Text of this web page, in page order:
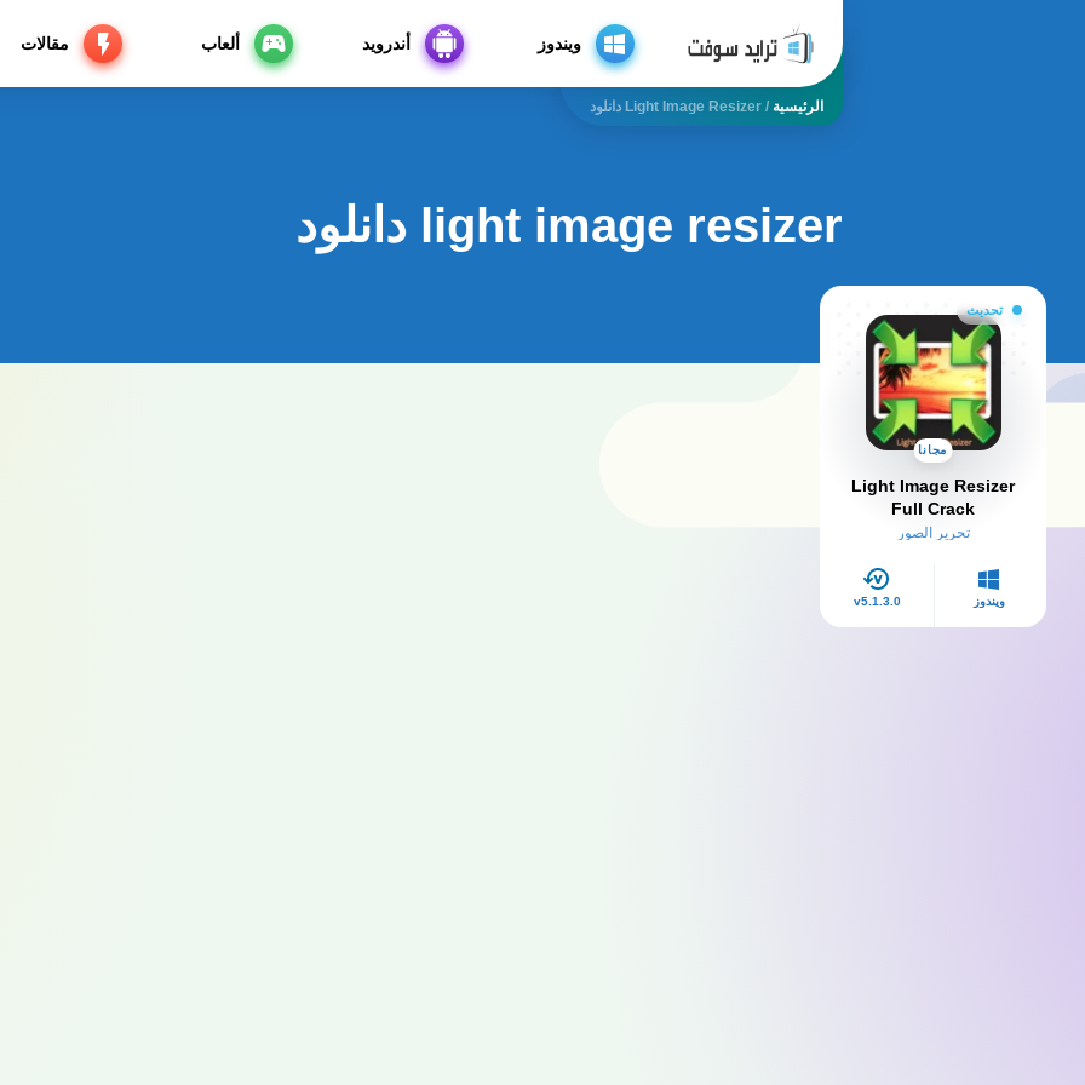
ويندوز أندرويد ألعاب مقالات
الرئيسية / Light Image Resizer دانلود
light image resizer دانلود
تحديث
مجانا
Light Image Resizer
Full Crack
تحرير الصور
ويندوز v5.1.3.0